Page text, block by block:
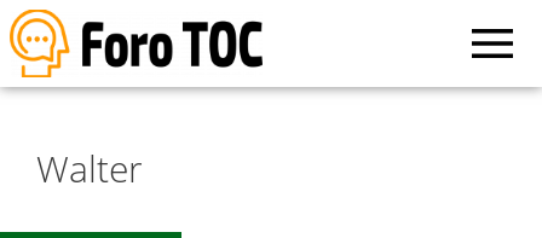
Walter